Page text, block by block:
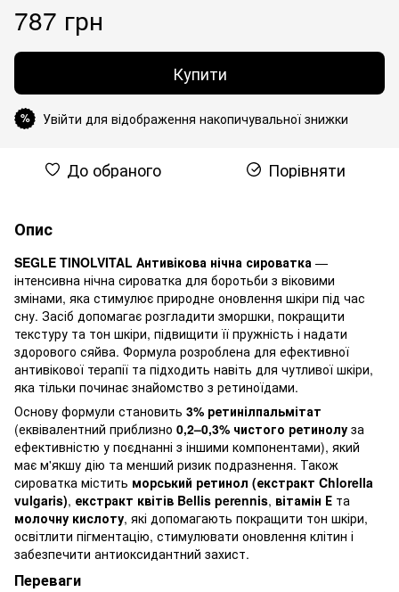
787 грн
Купити
% Увійти для відображення накопичувальної знижки
До обраного Порівняти
Опис
SEGLE TINOLVITAL Антивікова нічна сироватка —
інтенсивна нічна сироватка для боротьби з віковими
змінами, яка стимулює природне оновлення шкіри під час
сну. Засіб допомагає розгладити зморшки, покращити
текстуру та тон шкіри, підвищити її пружність і надати
здорового сяйва. Формула розроблена для ефективної
антивікової терапії та підходить навіть для чутливої шкіри,
яка тільки починає знайомство з ретиноїдами.
Основу формули становить 3% ретинілпальмітат
(еквівалентний приблизно 0,2–0,3% чистого ретинолу за
ефективністю у поєднанні з іншими компонентами), який
має м'якшу дію та менший ризик подразнення. Також
сироватка містить морський ретинол (екстракт Chlorella
vulgaris), екстракт квітів Bellis perennis, вітамін Е та
молочну кислоту, які допомагають покращити тон шкіри,
освітлити пігментацію, стимулювати оновлення клітин і
забезпечити антиоксидантний захист.
Переваги